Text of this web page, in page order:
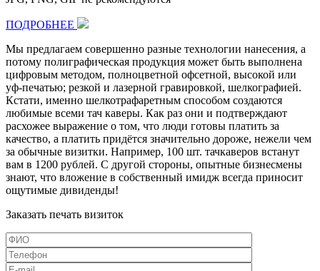
ПОДРОБНЕЕ
Мы предлагаем совершенно разные технологии нанесения, а
потому полиграфическая продукция может быть выполнена
цифровым методом, полноцветной офсетной, высокой или
уф-печатью; резкой и лазерной гравировкой, шелкографией.
Кстати, именно шелкотрафаретным способом создаются
любимые всеми тач каверы. Как раз они и подтверждают
расхожее выражение о том, что люди готовы платить за
качество, а платить придётся значительно дороже, нежели чем
за обычные визитки. Например, 100 шт. тачкаверов встанут
вам в 1200 рублей. С другой стороны, опытные бизнесмены
знают, что вложение в собственный имидж всегда приносит
ощутимые дивиденды!
Заказать печать визиток